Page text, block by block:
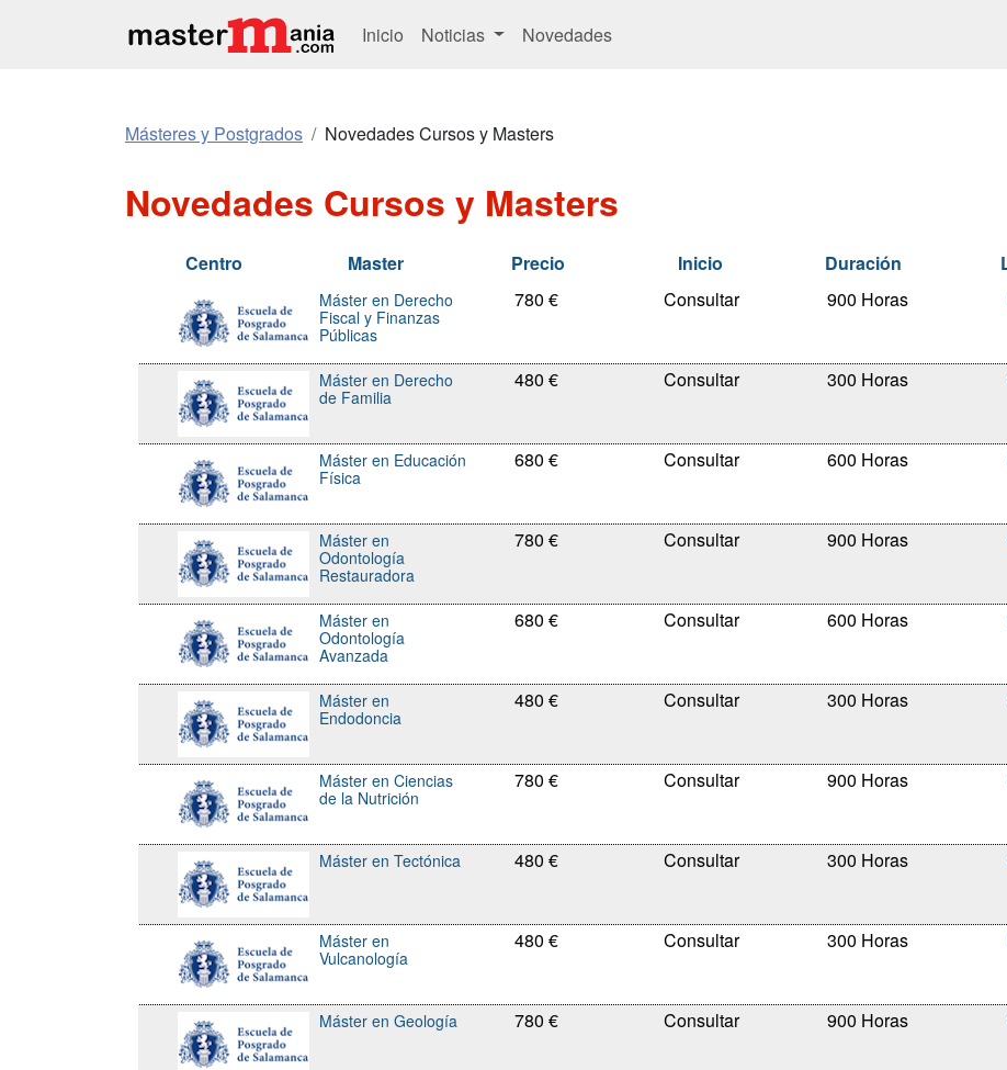
Inicio Noticias Novedades
Másteres y Postgrados Novedades Cursos y Masters
Novedades Cursos y Masters
Centro Master Precio Inicio Duración
Máster en Derecho
Fiscal y Finanzas
Públicas
780 € 900 Horas
Máster en Derecho
de Familia
480 € 300 Horas
Máster en Educación
Física
680 € 600 Horas
Máster en
Odontología
Restauradora
780 € 900 Horas
Máster en
Odontología
Avanzada
680 € 600 Horas
Máster en
Endodoncia
480 € 300 Horas
Máster en Ciencias
de la Nutrición
780 € 900 Horas
Máster en Tectónica 480 € 300 Horas
Máster en
Vulcanología
480 € 300 Horas
Máster en Geología 780 € 900 Horas